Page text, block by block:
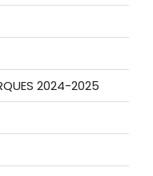
2024-2025